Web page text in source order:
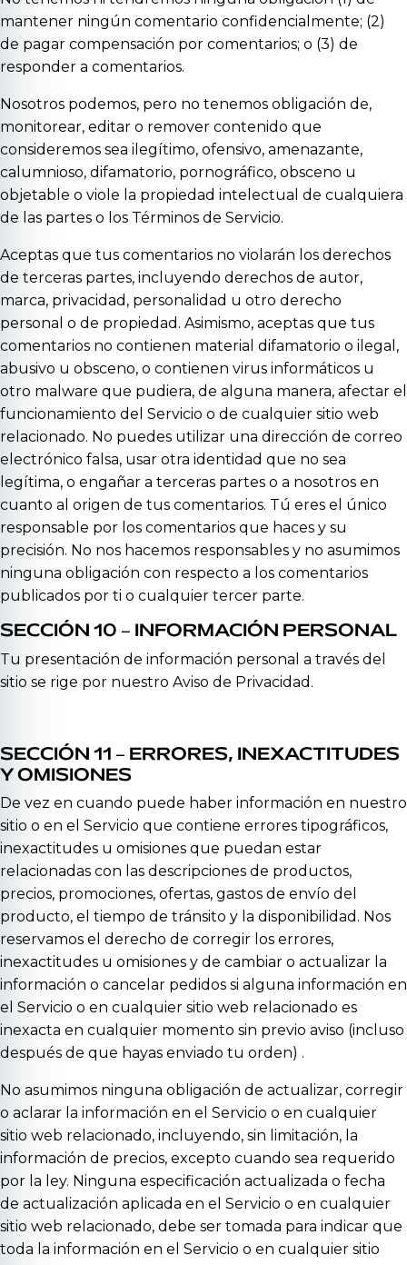
mantener ningún comentario confidencialmente; (2)
de pagar compensación por comentarios; o (3) de
responder a comentarios.
Nosotros podemos, pero no tenemos obligación de,
monitorear, editar o remover contenido que
consideremos sea ilegítimo, ofensivo, amenazante,
calumnioso, difamatorio, pornográfico, obsceno u
objetable o viole la propiedad intelectual de cualquiera
de las partes o los Términos de Servicio.
Aceptas que tus comentarios no violarán los derechos
de terceras partes, incluyendo derechos de autor,
marca, privacidad, personalidad u otro derecho
personal o de propiedad. Asimismo, aceptas que tus
comentarios no contienen material difamatorio o ilegal,
abusivo u obsceno, o contienen virus informáticos u
otro malware que pudiera, de alguna manera, afectar el
funcionamiento del Servicio o de cualquier sitio web
relacionado. No puedes utilizar una dirección de correo
electrónico falsa, usar otra identidad que no sea
legítima, o engañar a terceras partes o a nosotros en
cuanto al origen de tus comentarios. Tú eres el único
responsable por los comentarios que haces y su
precisión. No nos hacemos responsables y no asumimos
ninguna obligación con respecto a los comentarios
publicados por ti o cualquier tercer parte.
SECCIÓN 10 – INFORMACIÓN PERSONAL
Tu presentación de información personal a través del
sitio se rige por nuestro Aviso de Privacidad.
SECCIÓN 11 – ERRORES, INEXACTITUDES
Y OMISIONES
De vez en cuando puede haber información en nuestro
sitio o en el Servicio que contiene errores tipográficos,
inexactitudes u omisiones que puedan estar
relacionadas con las descripciones de productos,
precios, promociones, ofertas, gastos de envío del
producto, el tiempo de tránsito y la disponibilidad. Nos
reservamos el derecho de corregir los errores,
inexactitudes u omisiones y de cambiar o actualizar la
información o cancelar pedidos si alguna información en
el Servicio o en cualquier sitio web relacionado es
inexacta en cualquier momento sin previo aviso (incluso
después de que hayas enviado tu orden) .
No asumimos ninguna obligación de actualizar, corregir
o aclarar la información en el Servicio o en cualquier
sitio web relacionado, incluyendo, sin limitación, la
información de precios, excepto cuando sea requerido
por la ley. Ninguna especificación actualizada o fecha
de actualización aplicada en el Servicio o en cualquier
sitio web relacionado, debe ser tomada para indicar que
toda la información en el Servicio o en cualquier sitio